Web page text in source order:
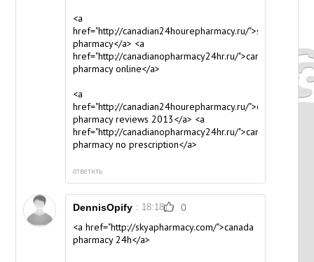
<a
href="http://canadian24hourepharmacy.ru/">sky
pharmacy</a> <a
href="http://canadianopharmacy24hr.ru/">canada
pharmacy online</a>
<a
href="http://canadian24hourepharmacy.ru/">online
pharmacy reviews 2013</a> <a
href="http://canadianopharmacy24hr.ru/">canadian
pharmacy no prescription</a>
ответить
DennisOpify : 18:18 0
<a href="http://skyapharmacy.com/">canada
pharmacy 24h</a>